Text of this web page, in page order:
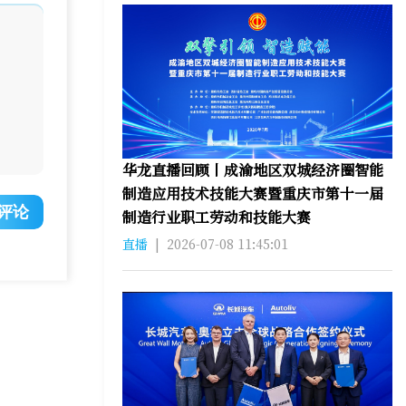
论
华龙直播回顾丨成渝地区双城经济圈智能
制造应用技术技能大赛暨重庆市第十一届
制造行业职工劳动和技能大赛
直播 | 2026-07-08 11:45:01